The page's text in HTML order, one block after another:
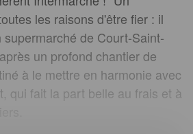
les raisons d'être fier : il
de Court-Saint-
un profond chantier de
à le mettre en harmonie avec
qui fait la part belle au frais et à